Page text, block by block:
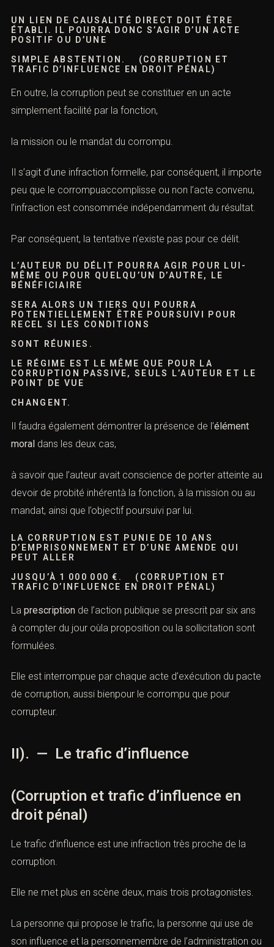
UN LIEN DE CAUSALITÉ DIRECT DOIT ÊTRE
ÉTABLI. IL POURRA DONC S’AGIR D’UN ACTE
POSITIF OU D’UNE
SIMPLE ABSTENTION. (CORRUPTION ET
TRAFIC D’INFLUENCE EN DROIT PÉNAL)
En outre, la corruption peut se constituer en un acte
simplement facilité par la fonction,
la mission ou le mandat du corrompu.
Il s’agit d’une infraction formelle, par conséquent, il importe
peu que le corrompuaccomplisse ou non l’acte convenu,
l’infraction est consommée indépendamment du résultat.
Par conséquent, la tentative n’existe pas pour ce délit.
L’AUTEUR DU DÉLIT POURRA AGIR POUR LUI-
MÊME OU POUR QUELQU’UN D’AUTRE, LE
BÉNÉFICIAIRE
SERA ALORS UN TIERS QUI POURRA
POTENTIELLEMENT ÊTRE POURSUIVI POUR
RECEL SI LES CONDITIONS
SONT RÉUNIES.
LE RÉGIME EST LE MÊME QUE POUR LA
CORRUPTION PASSIVE, SEULS L’AUTEUR ET LE
POINT DE VUE
CHANGENT.
Il faudra également démontrer la présence de l’élément
moral dans les deux cas,
à savoir que l’auteur avait conscience de porter atteinte au
devoir de probité inhérentà la fonction, à la mission ou au
mandat, ainsi que l’objectif poursuivi par lui.
LA CORRUPTION EST PUNIE DE 10 ANS
D’EMPRISONNEMENT ET D’UNE AMENDE QUI
PEUT ALLER
JUSQU’À 1 000 000 €. (CORRUPTION ET
TRAFIC D’INFLUENCE EN DROIT PÉNAL)
La prescription de l’action publique se prescrit par six ans
à compter du jour oùla proposition ou la sollicitation sont
formulées.
Elle est interrompue par chaque acte d’exécution du pacte
de corruption, aussi bienpour le corrompu que pour
corrupteur.
II). — Le trafic d’influence
(Corruption et trafic d’influence en
droit pénal)
Le trafic d’influence est une infraction très proche de la
corruption.
Elle ne met plus en scène deux, mais trois protagonistes.
La personne qui propose le trafic, la personne qui use de
son influence et la personnemembre de l’administration ou